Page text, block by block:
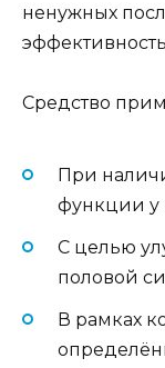
ненужных
Средство
При
функции у
С целью
половой
В рамках